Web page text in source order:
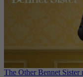
The Other Bennet